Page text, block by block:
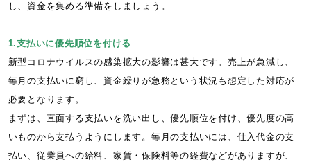
し、資金を集める準備をしましょう。
1.支払いに優先順位を付ける
新型コロナウイルスの感染拡大の影響は甚大です。売上が急減し、
毎月の支払いに窮し、資金繰りが急務という状況も想定した対応が
必要となります。
まずは、直面する支払いを洗い出し、優先順位を付け、優先度の高
いものから支払うようにします。毎月の支払いには、仕入代金の支
払い、従業員への給料、家賃・保険料等の経費などがありますが、